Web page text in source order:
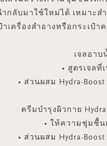
กลับมาใช้ใหม่ได้ เหมาะส
าเครื่องสำอางหรือกระเป๋
เจลอาบ
• สูตรเจลที่
• ส่วนผสม Hydra-
ครีมบำรุงผิวกาย
• ให้ความชุ่มชื้
• ส่วนผสม Hydra-